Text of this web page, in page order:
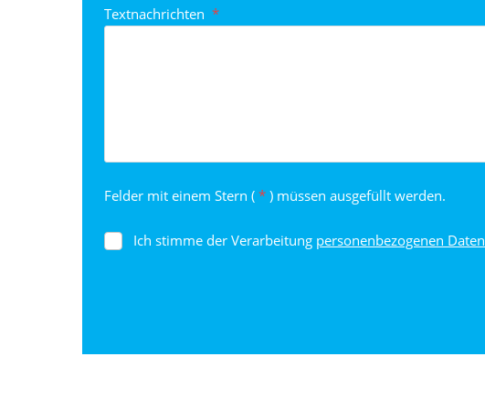
Textnachrichten *
Felder mit einem Stern ( * ) müssen ausgefüllt werden.
Ich stimme der Verarbeitung personenbezogenen Daten
Formular